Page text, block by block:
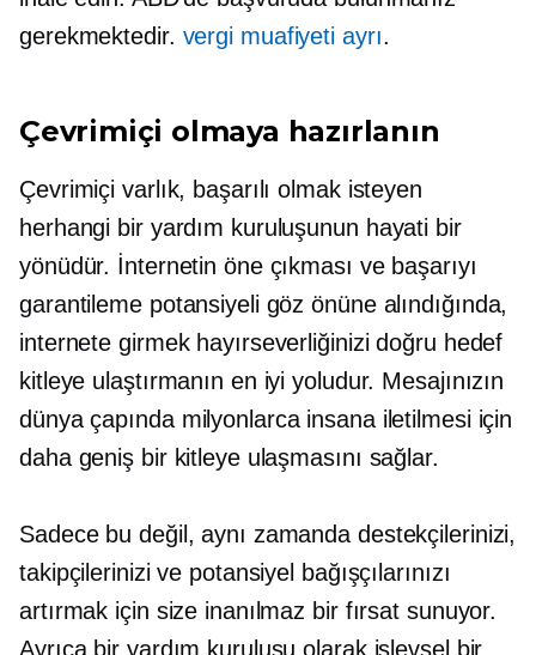
gerekmektedir. vergi muafiyeti ayrı.
Çevrimiçi olmaya hazırlanın
Çevrimiçi varlık, başarılı olmak isteyen
herhangi bir yardım kuruluşunun hayati bir
yönüdür. İnternetin öne çıkması ve başarıyı
garantileme potansiyeli göz önüne alındığında,
internete girmek hayırseverliğinizi doğru hedef
kitleye ulaştırmanın en iyi yoludur. Mesajınızın
dünya çapında milyonlarca insana iletilmesi için
daha geniş bir kitleye ulaşmasını sağlar.
Sadece bu değil, aynı zamanda destekçilerinizi,
takipçilerinizi ve potansiyel bağışçılarınızı
artırmak için size inanılmaz bir fırsat sunuyor.
Ayrıca bir yardım kuruluşu olarak işlevsel bir